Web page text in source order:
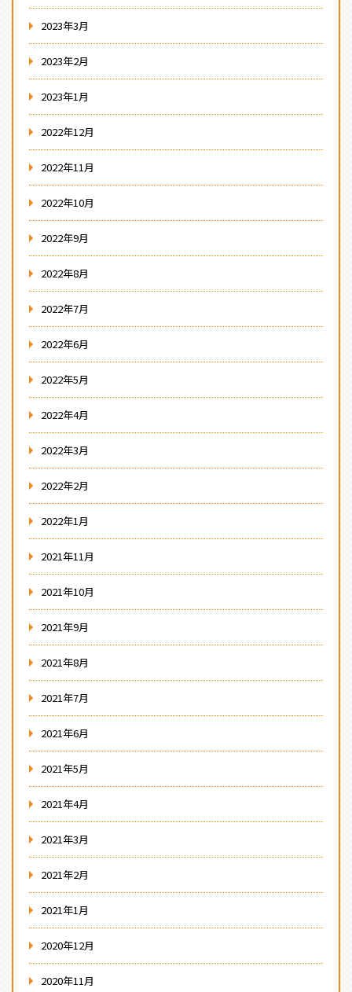
2023年3月
2023年2月
2023年1月
2022年12月
2022年11月
2022年10月
2022年9月
2022年8月
2022年7月
2022年6月
2022年5月
2022年4月
2022年3月
2022年2月
2022年1月
2021年11月
2021年10月
2021年9月
2021年8月
2021年7月
2021年6月
2021年5月
2021年4月
2021年3月
2021年2月
2021年1月
2020年12月
2020年11月